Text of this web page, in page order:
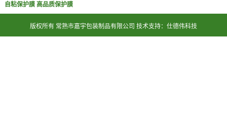
自粘保护膜 高品质保护膜
版权所有 常熟市嘉宇包装制品有限公司 技术支持：仕德伟科技